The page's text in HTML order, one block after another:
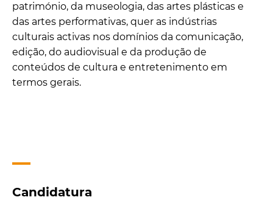
património, da museologia, das artes plásticas e
das artes performativas, quer as indústrias
culturais activas nos domínios da comunicação,
edição, do audiovisual e da produção de
conteúdos de cultura e entretenimento em
termos gerais.
Candidatura